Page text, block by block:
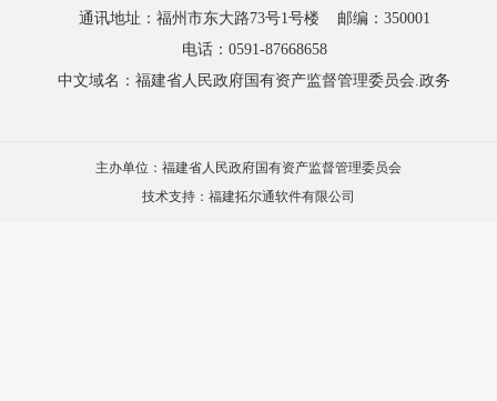
通讯地址：福州市东大路73号1号楼
邮编：350001
电话：0591-87668658
中文域名：福建省人民政府国有资产监督管理委员会.政务
主办单位：福建省人民政府国有资产监督管理委员会
技术支持：福建拓尔通软件有限公司